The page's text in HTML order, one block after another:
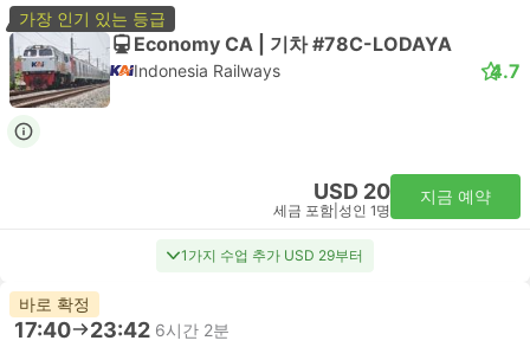
가장 인기 있는 등급
Economy CA | 기차 #78C-LODAYA
Indonesia Railways 4.7
USD 20
세금 포함 성인 1명
지금 예약
1가지 수업 추가 USD 29부터
바로 확정
17:40 23:42 6시간 2분